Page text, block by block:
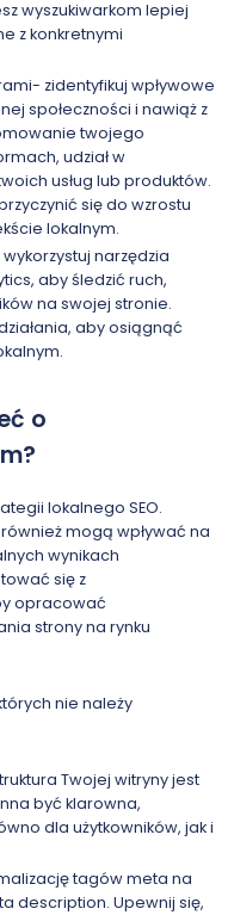
wyszukiwarkom lepiej
z konkretnymi
zidentyfikuj wpływowe
społeczności i nawiąż z
twojego
udział w
usług lub produktów.
się do wzrostu
lokalnym.
narzędzia
aby śledzić ruch,
na swojej stronie.
aby osiągnąć
o
lokalnego SEO.
mogą wpływać na
wynikach
się z
opracować
strony na rynku
nie należy
Twojej witryny jest
być klarowna,
dla użytkowników, jak i
tagów meta na
description. Upewnij się,